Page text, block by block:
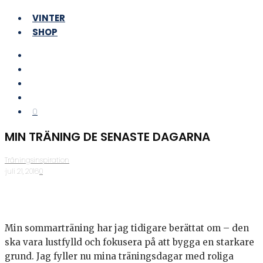
VINTER
SHOP
0
MIN TRÄNING DE SENASTE DAGARNA
Träningsinspiration
·juli 21, 2016·0
Min sommarträning har jag tidigare berättat om – den
ska vara lustfylld och fokusera på att bygga en starkare
grund. Jag fyller nu mina träningsdagar med roliga